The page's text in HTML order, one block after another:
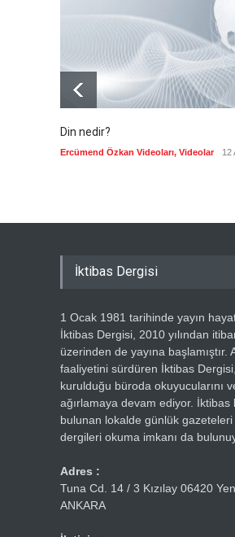
sınıra dayandı
Güncel 5 Ağustos
Din nedir?
Ercümend Özkan Videoları, Videolar 12
İktibas Dergisi
1 Ocak 1981 tarihinde yayın
İktibas Dergisi, 2010 yılından
üzerinden de yayına başlamıştır.
faaliyetini sürdüren İktibas
kurulduğu büroda okuyucularını
ağırlamaya devam ediyor. İktibas
bulunan lokalde günlük
dergileri okuma imkanı da
Adres :
Tuna Cd. 14 / 3 Kızılay 06420
ANKARA